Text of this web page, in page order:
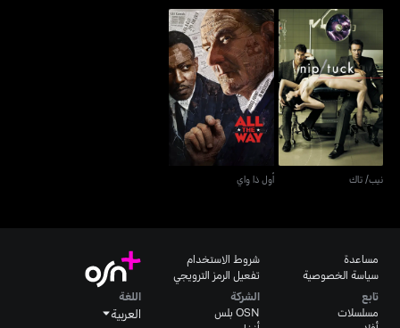
نيب/ تاك
نيب/ تاك
أول ذا واي
أول ذا واي
مساعدة
سياسة الخصوصية
شروط الاستخدام
تفعيل الرمز الترويجي
تابع
مسلسلات
الشركة
OSN بلس
اللغة
العربية